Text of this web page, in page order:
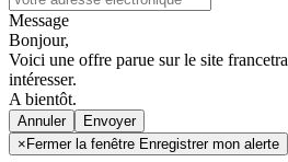
Message
Bonjour,
Voici une offre parue sur le site
intéresser.
A bientôt.
Annuler
× Fermer la fenêtre Enregistrer mon alerte